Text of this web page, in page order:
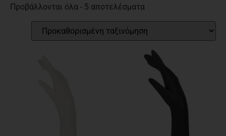
Προβάλλονται όλα - 5 αποτελέσματα